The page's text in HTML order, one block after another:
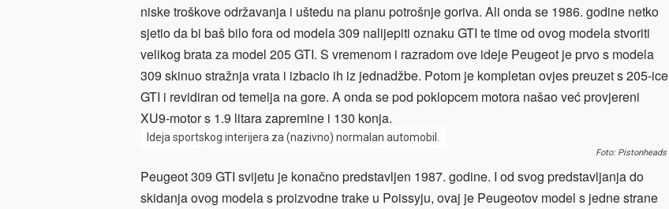
niske troškove održavanja i uštedu na planu potrošnje goriva. Ali onda se 1986. godine netko
sjetio da bi baš bilo fora od modela 309 nalijepiti oznaku GTI te time od ovog modela stvoriti
velikog brata za model 205 GTI. S vremenom i razradom ove ideje Peugeot je prvo s modela
309 skinuo stražnja vrata i izbacio ih iz jednadžbe. Potom je kompletan ovjes preuzet s 205-ice
GTI i revidiran od temelja na gore. A onda se pod poklopcem motora našao već provjereni
XU9-motor s 1.9 litara zapremine i 130 konja.
Ideja sportskog interijera za (nazivno) normalan automobil.
Foto: Pistonheads
Peugeot 309 GTI svijetu je konačno predstavljen 1987. godine. I od svog predstavljanja do
skidanja ovog modela s proizvodne trake u Poissyju, ovaj je Peugeotov model s jedne strane